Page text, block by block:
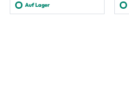
Auf Lager